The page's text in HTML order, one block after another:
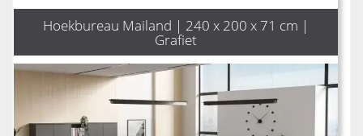
Hoekbureau Mailand | 240 x 200 x 71 cm |
Grafiet